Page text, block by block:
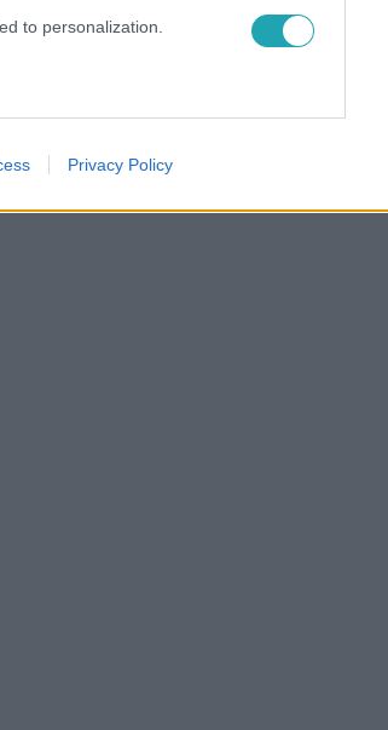
to personalization.
to security, including
Privacy Policy
gyorsan süllyedt el a bálnanéző
meghalt, egy ausztrál férfi pedig eltünt.